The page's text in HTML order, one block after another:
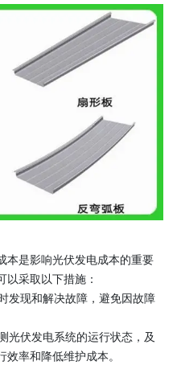
本是影响光伏发电成本的重要
采取以下措施：
发现和解决故障，避免因故障
光伏发电系统的运行状态，及
率和降低维护成本。